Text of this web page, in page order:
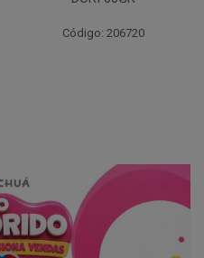
Código: 206720